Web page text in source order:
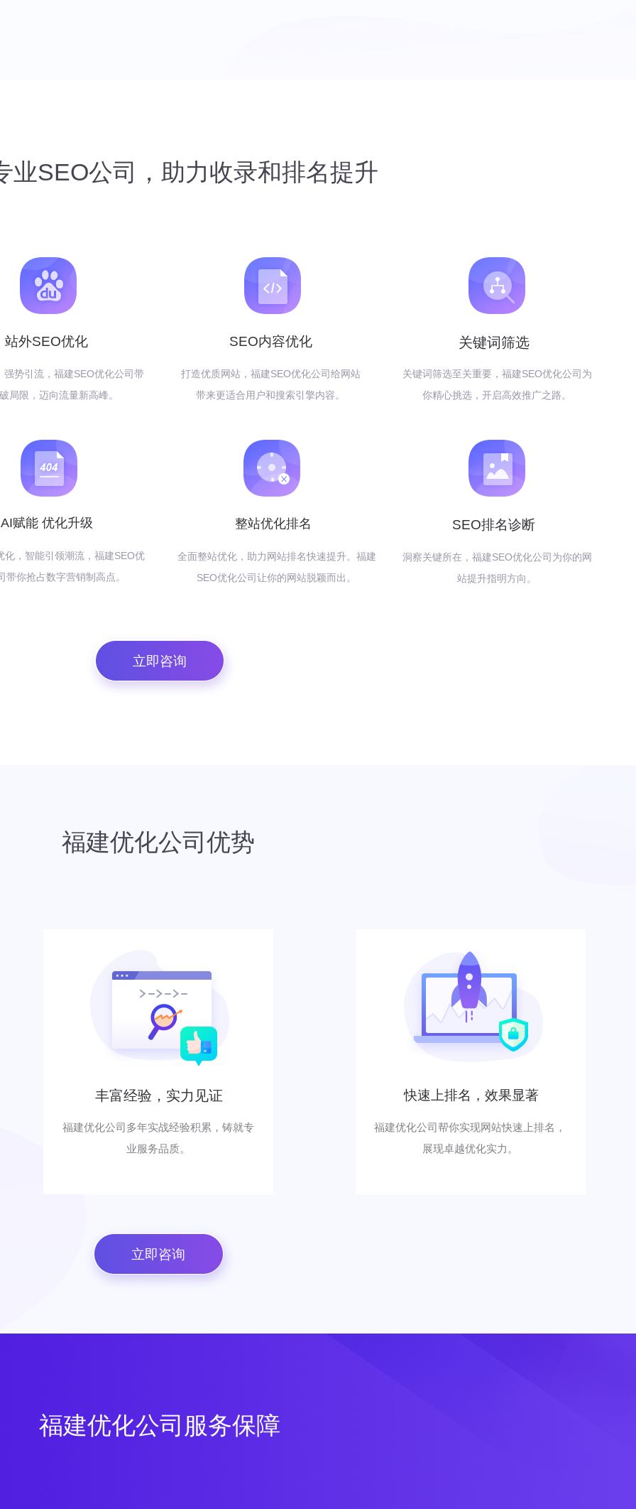
业SEO公司，助力收录和排名提升
立即咨询
站外SEO优化
强势引流，福建SEO优化公司带
局限，迈向流量新高峰。
SEO内容优化
打造优质网站，福建SEO优化公司给网站
带来更适合用户和搜索引擎内容。
关键词筛选
关键词筛选至关重要，福建SEO优化公司为
你精心挑选，开启高效推广之路。
AI赋能 优化升级
化，智能引领潮流，福建SEO优
带你抢占数字营销制高点。
整站优化排名
全面整站优化，助力网站排名快速提升。福建
SEO优化公司让你的网站脱颖而出。
SEO排名诊断
洞察关键所在，福建SEO优化公司为你的网
站提升指明方向。
立即咨询
福建优化公司优势
丰富经验，实力见证
福建优化公司多年实战经验积累，铸就专
业服务品质。
快速上排名，效果显著
福建优化公司帮你实现网站快速上排名，
展现卓越优化实力。
福建优化公司服务保障